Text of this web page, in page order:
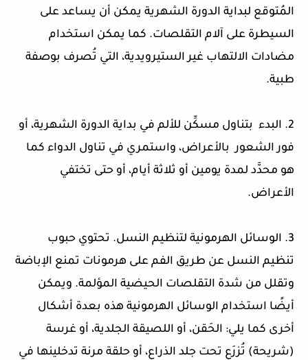
المُتوقع لبداية الدورة الشهرية يمكن أن يساعد على
السيطرة على آلام التقلصات. كما يمكن استخدام
مضادات الالتهاب غير الستيرويدية، التي تُصرف بوصفة
طبية.
2. البدء بتناول مسكِّن للألم في بداية الدورة الشهرية، أو
فور الشعور بالأعراض، واستمري في تناول الدواء كما
هو محدَّد لمدة يومين أو ثلاثة أيام، أو حتى تختفي
الأعراض.
3. الوسائل الهرمونية لتنظيم النسل. تحتوي حبوب
تنظيم النسل عن طريق الفم على هرمونات تمنع الإباضة
وتقلل من شدة التقلصات الحيضية المؤلمة. ويمكن
أيضًا استخدام الوسائل الهرمونية هذه بعدة أشكال
أخرى كما يلي: الحَقن، أو اللصيقة الجلدية، أو غرسة
(شريحة) تُزرَع تحت جلد الذراع، أو حلقة مرنة تدخلينها في